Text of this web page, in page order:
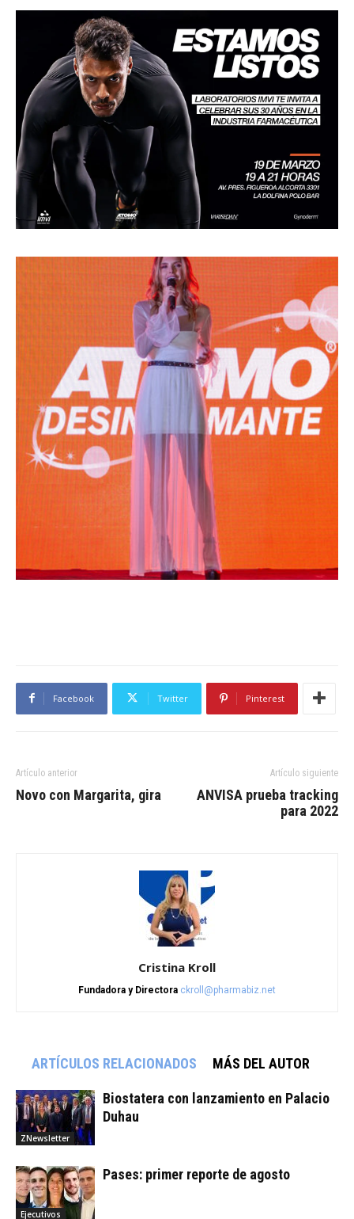
Facebook Twitter Pinterest
Artículo anterior
Novo con Margarita, gira
Artículo siguiente
ANVISA prueba tracking
para 2022
Cristina Kroll
Fundadora y Directora ckroll@pharmabiz.net
ARTÍCULOS RELACIONADOS MÁS DEL AUTOR
ZNewsletter
Biostatera con lanzamiento en Palacio
Duhau
Ejecutivos
Pases: primer reporte de agosto